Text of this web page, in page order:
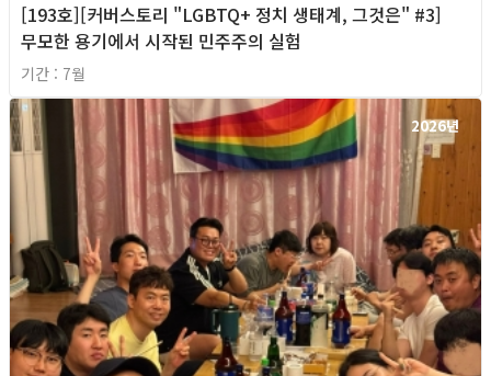
[193호][커버스토리 "LGBTQ+ 정치 생태계, 그것은" #3]
무모한 용기에서 시작된 민주주의 실험
기간 : 7월
2026년